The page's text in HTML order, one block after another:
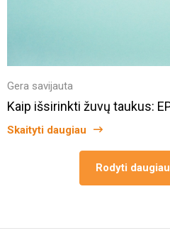
Gera savijauta
Kaip išsirinkti žuvų taukus:
Skaityti daugiau
Rodyti